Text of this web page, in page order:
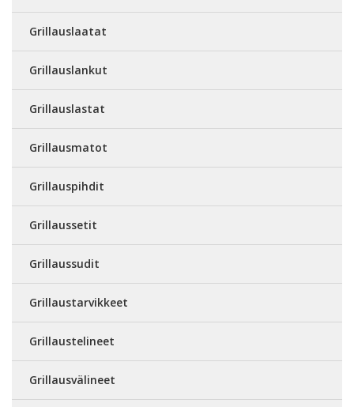
Grillauslaatat
Grillauslankut
Grillauslastat
Grillausmatot
Grillauspihdit
Grillaussetit
Grillaussudit
Grillaustarvikkeet
Grillaustelineet
Grillausvälineet